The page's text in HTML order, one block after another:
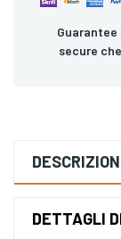
Guarantee
secure
DETTAGLI